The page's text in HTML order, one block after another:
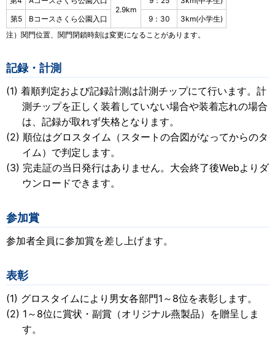
2.9km
第5
Bコースさくら公園入口 9：30
3km(小学生)
注）関門位置、関門閉鎖時刻は変更になることがあります。
記録・計測
着順判定および記録計測は計測チップにて行います。計
測チップを正しく装着していない場合や装着忘れの場合
は、記録が取れず失格となります。
順位はグロスタイム（スタートの合図がなってからのタ
イム）で判定します。
完走証の当日発行はありません。大会終了後Webよりダ
ウンロードできます。
参加賞
参加者全員に参加賞を差し上げます。
表彰
グロスタイムにより男女各部門1～8位を表彰します。
1～8位に賞状・副賞（オリジナル燕製品）を贈呈しま
す。